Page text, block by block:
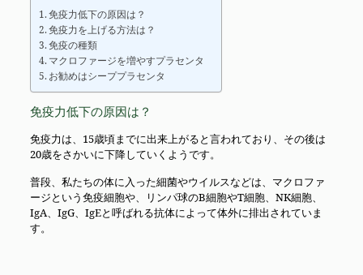
免疫力低下の原因は？
免疫力を上げる方法は？
免疫の種類
マクロファージを増やすプラセンタ
お勧めはシーププラセンタ
免疫力低下の原因は？
免疫力は、15歳頃までに出来上がると言われており、その後は
20歳をさかいに下降していくようです。
普段、私たちの体に入った細菌やウイルスなどは、マクロファ
ージという免疫細胞や、リンパ球のB細胞やT細胞、NK細胞、
IgA、IgG、IgEと呼ばれる抗体によって体外に排出されていま
す。